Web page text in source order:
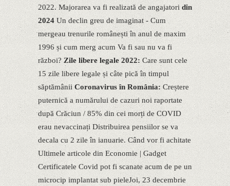
2022. Majorarea va fi realizată de angajatoridin
2024Un declin greu de imaginat - Cum
mergeau trenurile românești în anul de maxim
1996 și cum merg acum Va fi sau nu va fi
război?Zile libere legale 2022:Care sunt cele
15 zile libere legale și câte pică în timpul
săptămâniiCoronavirus în România:Creștere
puternică a numărului de cazuri noi raportate
după Crăciun / 85% din cei morți de COVID
erau nevaccinați ​Distribuirea pensiilor se va
decala cu 2 zile în ianuarie. Când vor fi achitate
Ultimele articole din Economie | Gadget
Certificatele Covid pot fi scanate acum de pe un
microcip implantat sub pieleJoi, 23 decembrie